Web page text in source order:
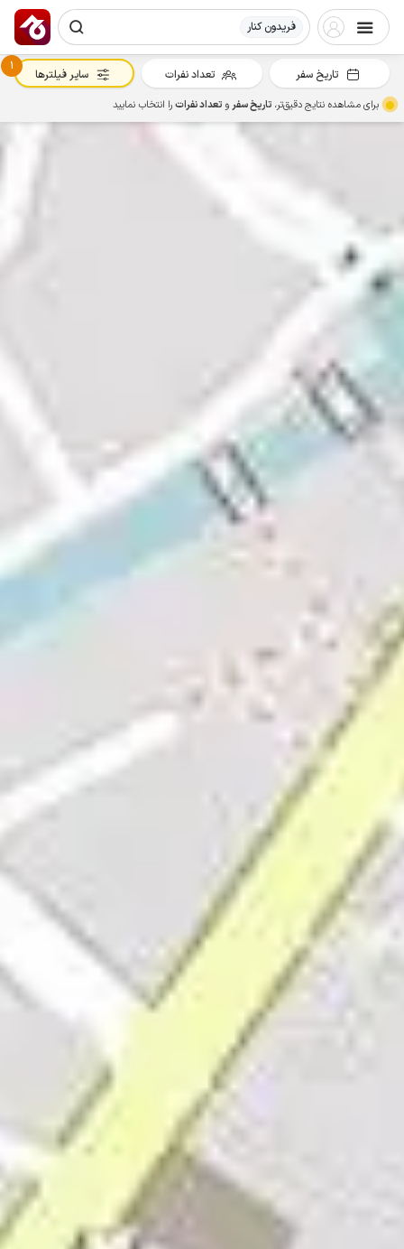
فریدون کنار
تاریخ سفر تعداد نفرات
1
سایر فیلترها
برای مشاهده نتایج دقیق‌تر، تاریخ سفرو تعداد نفراترا انتخاب نمایید